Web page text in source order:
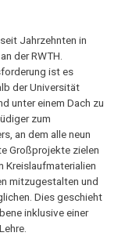
Jahrzehnten in
der RWTH.
ist es
der Universität
unter einem Dach zu
zum
an dem alle neun
Großprojekte zielen
Kreislaufmaterialien
mitzugestalten und
Dies geschieht
inklusive einer